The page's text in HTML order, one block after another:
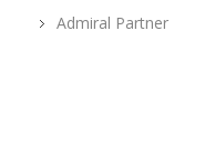
Admiral Partner